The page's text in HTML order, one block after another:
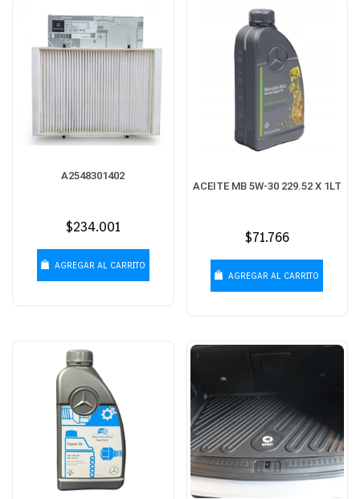
A2548301402
Precio
$234.001
AGREGAR AL CARRITO
ACEITE MB 5W-30 229.52 X 1LT
Precio
$71.766
AGREGAR AL CARRITO